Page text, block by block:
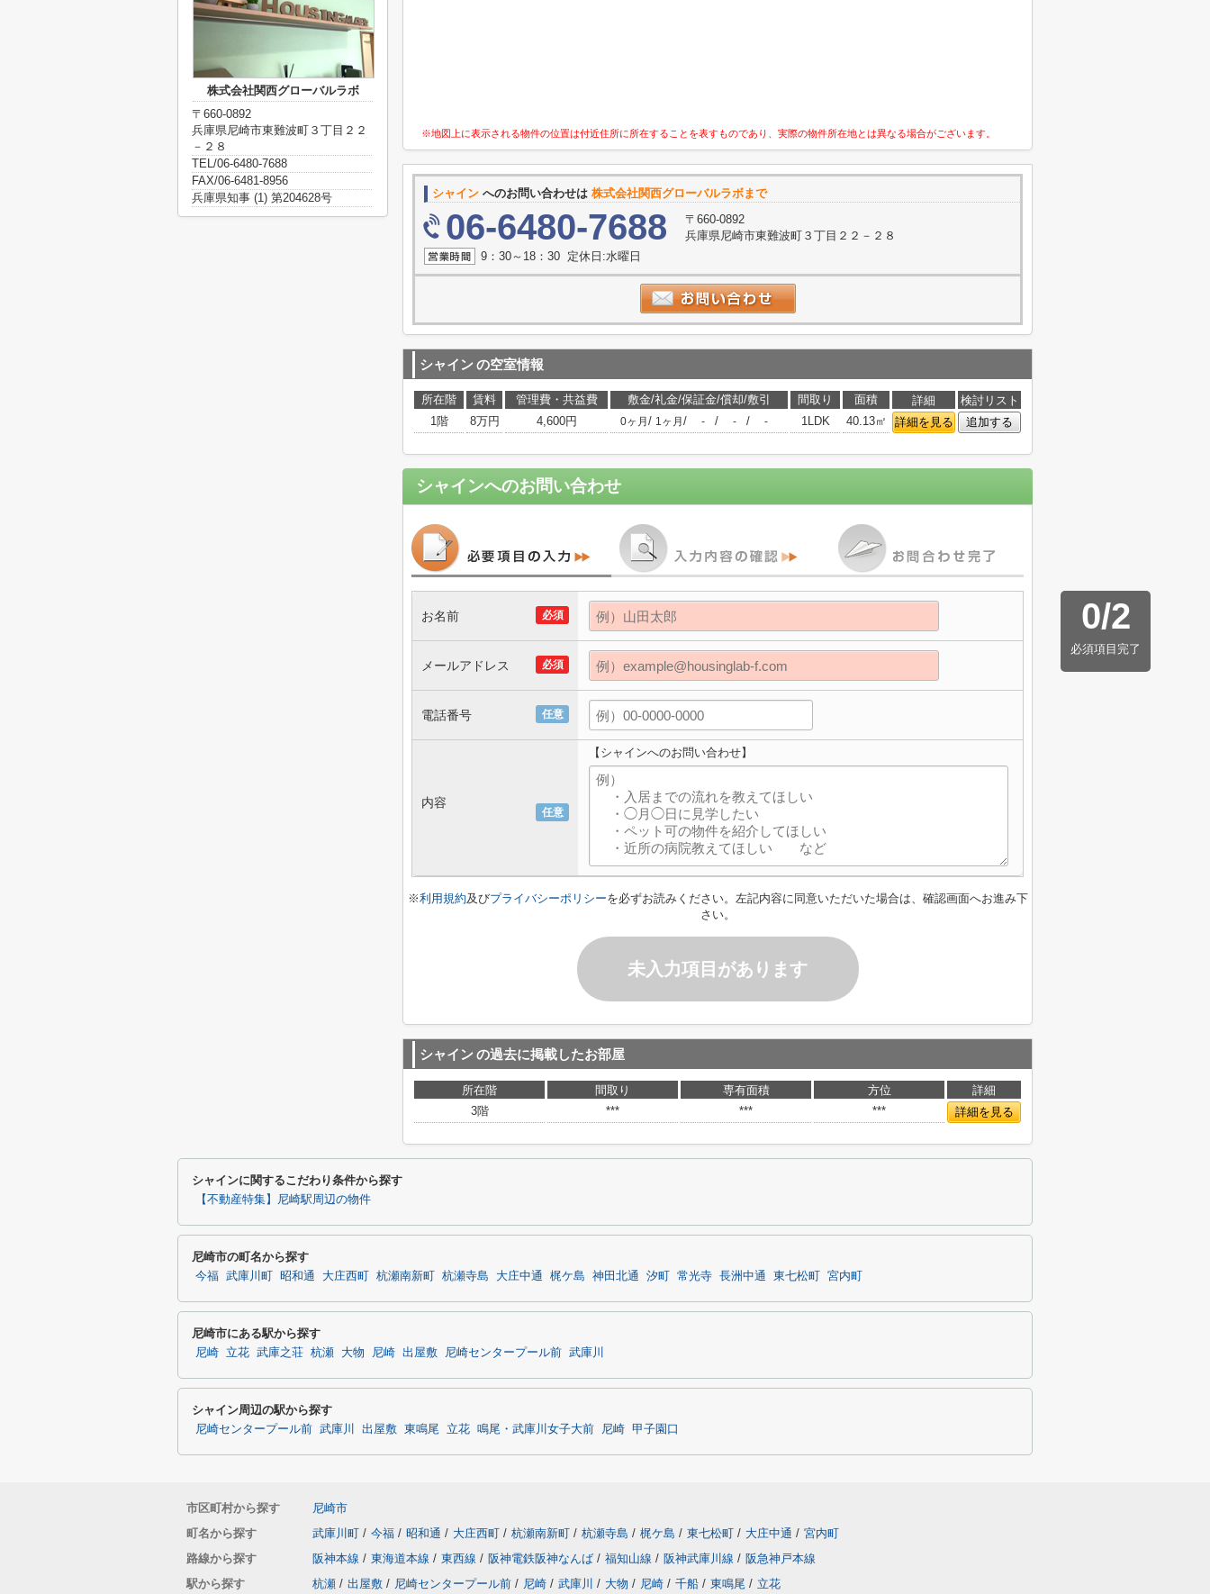
※地図上に表示される物件の位置は付近住所に所在することを表すものであり、実際の物件所在地とは異なる場合がございます。
シャイン へのお問い合わせは 株式会社関西グローバルラボまで
06-6480-7688
〒660-0892
兵庫県尼崎市東難波町３丁目２２－２８
9：30～18：30 定休日:水曜日
シャインの空室情報
所在階 賃料 管理費・共益費 敷金/礼金/保証金/償却/敷引 間取り 面積 詳細
検討リスト
1階
8万円 4,600円 0ヶ月 / 1ヶ月 / - / - / - 1LDK 40.13㎡ 詳細を見る 追加する
シャインへのお問い合わせ
0/2
必須項目完了
必須
お名前
必須
メールアドレス
任意
電話番号
任意
内容
【シャインへのお問い合わせ】
※利用規約及びプライバシーポリシーを必ずお読みください。左記内容に同意いただいた場合は、確認画面へお進み下
さい。
未入力項目があります
シャインの過去に掲載したお部屋
所在階 間取り 専有面積 方位
詳細
3階
*** *** *** 詳細を見る
株式会社関西グローバルラボ
〒660-0892
兵庫県尼崎市東難波町３丁目２２
－２８
TEL/06-6480-7688
FAX/06-6481-8956
兵庫県知事 (1) 第204628号
シャインに関するこだわり条件から探す
【不動産特集】尼崎駅周辺の物件
尼崎市の町名から探す
今福 武庫川町 昭和通 大庄西町 杭瀬南新町 杭瀬寺島 大庄中通 梶ケ島 神田北通 汐町 常光寺 長洲中通 東七松町 宮内町
尼崎市にある駅から探す
尼崎 立花 武庫之荘 杭瀬 大物 尼崎 出屋敷 尼崎センタープール前 武庫川
シャイン周辺の駅から探す
尼崎センタープール前 武庫川 出屋敷 東鳴尾 立花 鳴尾・武庫川女子大前 尼崎 甲子園口
市区町村から探す
尼崎市
町名から探す
武庫川町 / 今福 / 昭和通 / 大庄西町 / 杭瀬南新町 / 杭瀬寺島 / 梶ケ島 / 東七松町 / 大庄中通 / 宮内町
路線から探す
阪神本線 / 東海道本線 / 東西線 / 阪神電鉄阪神なんば / 福知山線 / 阪神武庫川線 / 阪急神戸本線
駅から探す
杭瀬 / 出屋敷 / 尼崎センタープール前 / 尼崎 / 武庫川 / 大物 / 尼崎 / 千船 / 東鳴尾 / 立花